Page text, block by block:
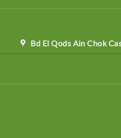
Bd El Qods Ain Chok